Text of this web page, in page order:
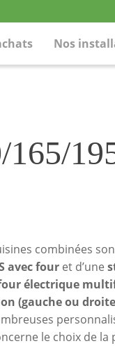
Nos
combinées
avec four et d’une
électrique
(gauche ou
le choix de la